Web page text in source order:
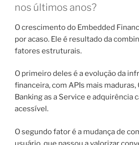
nos últimos anos?
O crescimento do Embedded
por acaso. Ele é resultado da
fatores estruturais.
O primeiro deles é a evolução da
financeira, com APIs mais maduras,
Banking as a Service e adquirência
acessível.
O segundo fator é a mudança de